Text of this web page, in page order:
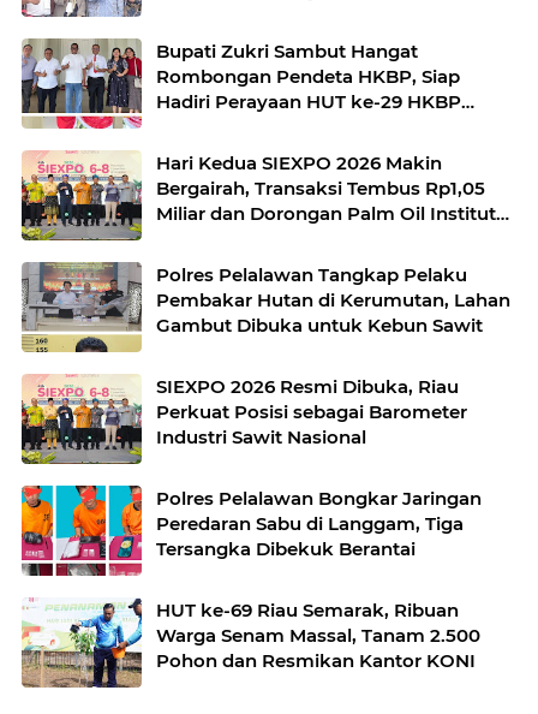
Bupati Zukri Sambut Hangat
Rombongan Pendeta HKBP, Siap
Hadiri Perayaan HUT ke-29 HKBP
Hari Kedua SIEXPO 2026 Makin
Bergairah, Transaksi Tembus Rp1,05
Miliar dan Dorongan Palm Oil Institute
Polres Pelalawan Tangkap Pelaku
Pembakar Hutan di Kerumutan, Lahan
Gambut Dibuka untuk Kebun Sawit
SIEXPO 2026 Resmi Dibuka, Riau
Perkuat Posisi sebagai Barometer
Industri Sawit Nasional
Polres Pelalawan Bongkar Jaringan
Peredaran Sabu di Langgam, Tiga
Tersangka Dibekuk Berantai
HUT ke-69 Riau Semarak, Ribuan
Warga Senam Massal, Tanam 2.500
Pohon dan Resmikan Kantor KONI